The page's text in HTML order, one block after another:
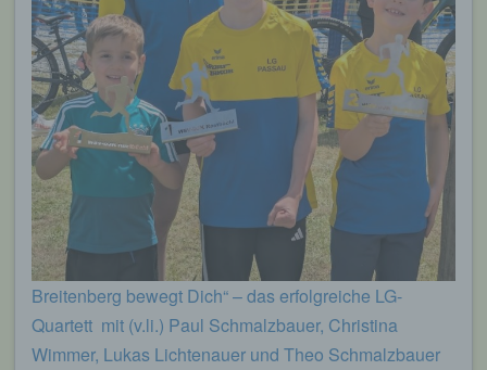
Breitenberg bewegt Dich“ – das erfolgreiche LG-
Quartett mit (v.li.) Paul Schmalzbauer, Christina
Wimmer, Lukas Lichtenauer und Theo Schmalzbauer